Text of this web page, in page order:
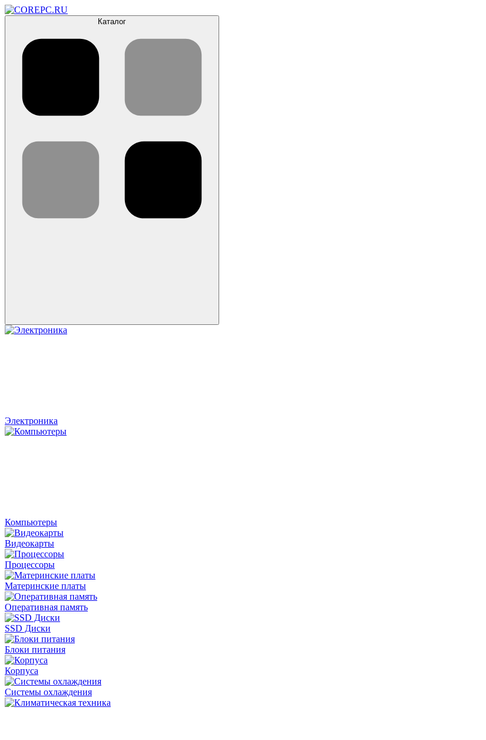
Каталог
Электроника
Компьютеры
Видеокарты
Процессоры
Материнские платы
Оперативная память
SSD Диски
Блоки питания
Корпуса
Системы охлаждения